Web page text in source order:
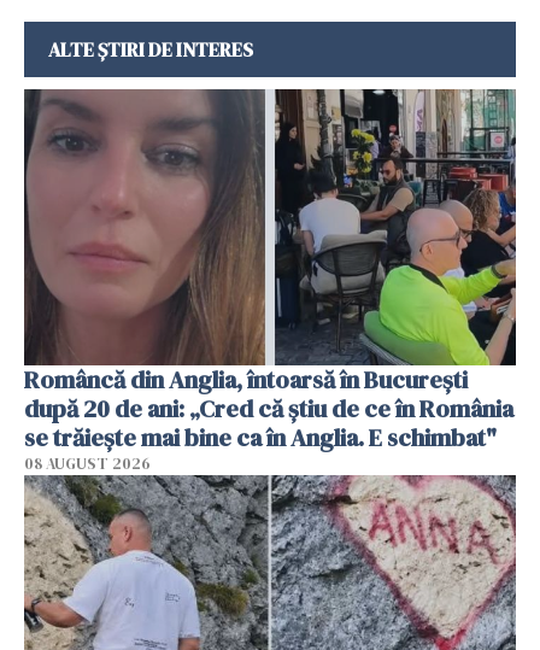
ALTE ȘTIRI DE INTERES
Româncă din Anglia, întoarsă în București
după 20 de ani: „Cred că știu de ce în România
se trăiește mai bine ca în Anglia. E schimbat"
08 AUGUST 2026